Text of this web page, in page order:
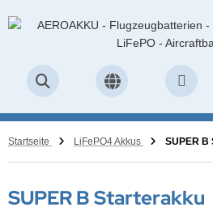
Startseite LiFePO4 Akkus SUPER
SUPER B Starterakku